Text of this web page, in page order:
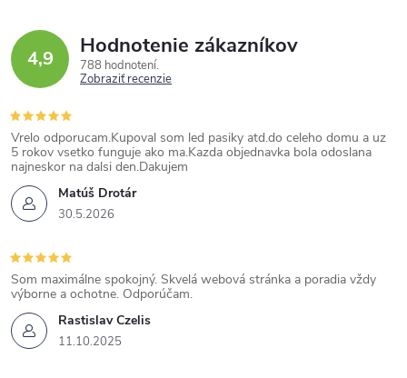
y
v
p
i
s
u
4,9 Hodnotenie zákazníkov
788 hodnotení
Zobraziť recenzie
Matúš Drotár
30.5.2026
Vrelo odporucam.Kupoval som led pasiky atd.do celeho domu a uz
5 rokov vsetko funguje ako ma.Kazda objednavka bola odoslana
najneskor na dalsi den.Dakujem
Rastislav Czelis
11.10.2025
Som maximálne spokojný. Skvelá webová stránka a poradia vždy
výborne a ochotne. Odporúčam.